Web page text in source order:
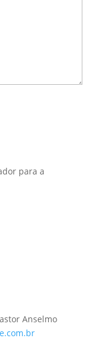
para a
Anselmo